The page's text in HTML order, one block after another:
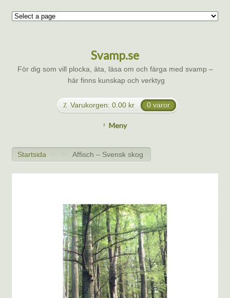
Svamp.se
För dig som vill plocka, äta, läsa om och färga med svamp –
här finns kunskap och verktyg
Varukorgen: 0.00 kr 0 varor
Meny
Startsida > > Affisch – Svensk skog